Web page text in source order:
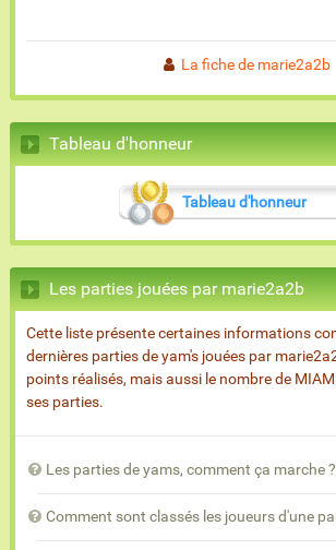
La fiche de marie2a2b
Tableau d'honneur
Tableau d'honneur
Les parties jouées par marie2a2b
Cette liste présente certaines informations
dernières parties de yam's jouées par
points réalisés, mais aussi le nombre de
ses parties.
Les parties de yams, comment ça marche ?
Comment sont classés les joueurs d'une